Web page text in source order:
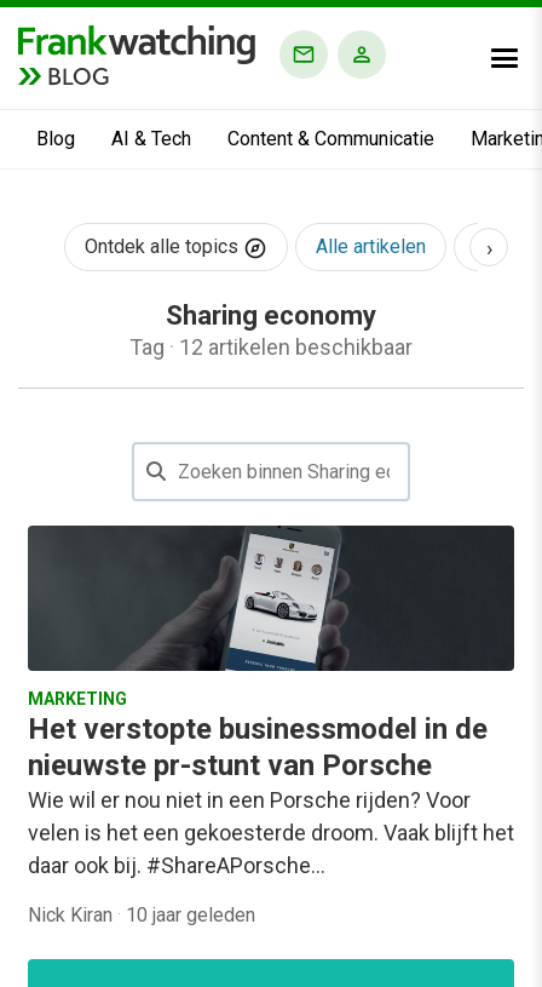
BLOG
Blog AI & Tech Content & Communicatie
Ontdek alle topics Alle artikelen AI &
›
Sharing economy
Tag · 12 artikelen beschikbaar
MARKETING
Het verstopte businessmodel in de
nieuwste pr-stunt van Porsche
Wie wil er nou niet in een Porsche rijden? Voor
velen is het een gekoesterde droom. Vaak blijft het
daar ook bij. #ShareAPorsche…
Nick Kiran · 10 jaar geleden